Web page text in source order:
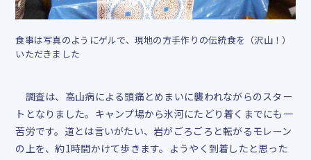
食事は写真のようにゲルで、現地の方手作りの伝統食を（沢山！）
いただきました
調査は、高山病による頭痛とめまいに襲われながらのスター
トとなりました。キャンプ場から氷河にたどり着くまでにも一
苦労です。道とは言いがたい、岩がごろごろと転がるモレーン
の上を、約1時間かけて歩きます。ようやく到着したと思った